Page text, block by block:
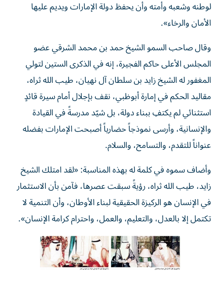
لوطنه وشعبه وأمته وأن يحفظ دولة الإمارات ويديم عليها
الأمان والرخاء».
وقال صاحب السمو الشيخ حمد بن محمد الشرقي عضو
المجلس الأعلى حاكم الفجيرة، إنه في الذكرى الستين لتولي
المغفور له الشيخ زايد بن سلطان آل نهيان، طيب الله ثراه،
مقاليد الحكم في إمارة أبوظبي، نقف بإجلال أمام سيرة قائدٍ
استثنائي لم يكتفِ ببناء دولة، بل شيّد مدرسةً في القيادة
والإنسانية، وأرسى نموذجاً حضارياً أصبحت الإمارات بفضله
عنواناً للتقدم، والتسامح، والسلام.
وأضاف سموه في كلمة له بهذه المناسبة: «لقد امتلك الشيخ
زايد، طيب الله ثراه، رؤيةً سبقت عصرها، فآمن بأن الاستثمار
في الإنسان هو الركيزة الحقيقية لبناء الأوطان، وأن التنمية لا
تكتمل إلا بالعدل، والتعليم، والعمل، واحترام كرامة الإنسان».